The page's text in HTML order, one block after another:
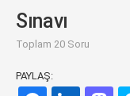
Sınavı
Toplam 20 Soru
PAYLAŞ: